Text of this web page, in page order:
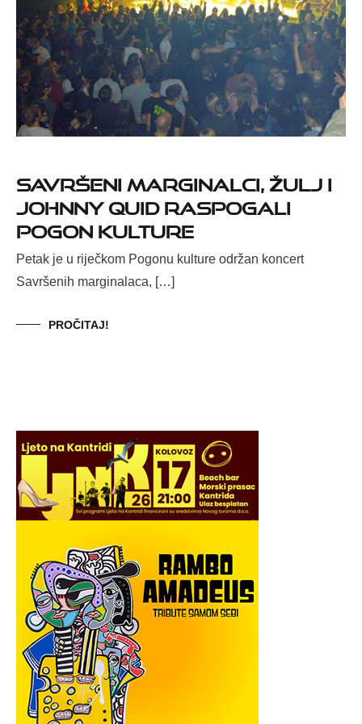
Savršeni marginalci, Žulj i
Johnny Quid raspogali
Pogon kulture
Petak je u riječkom Pogonu kulture održan koncert
Savršenih marginalaca, […]
PROČITAJ!